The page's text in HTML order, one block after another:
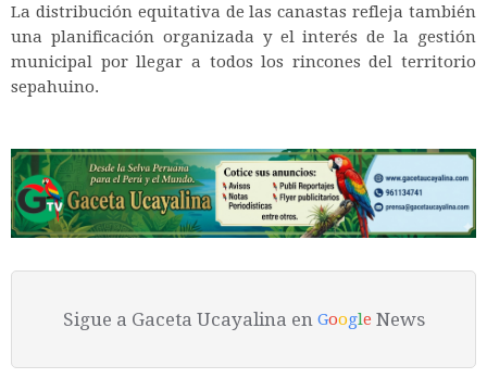
La distribución equitativa de las canastas refleja también
una planificación organizada y el interés de la gestión
municipal por llegar a todos los rincones del territorio
sepahuino.
Sigue a Gaceta Ucayalina en Google News